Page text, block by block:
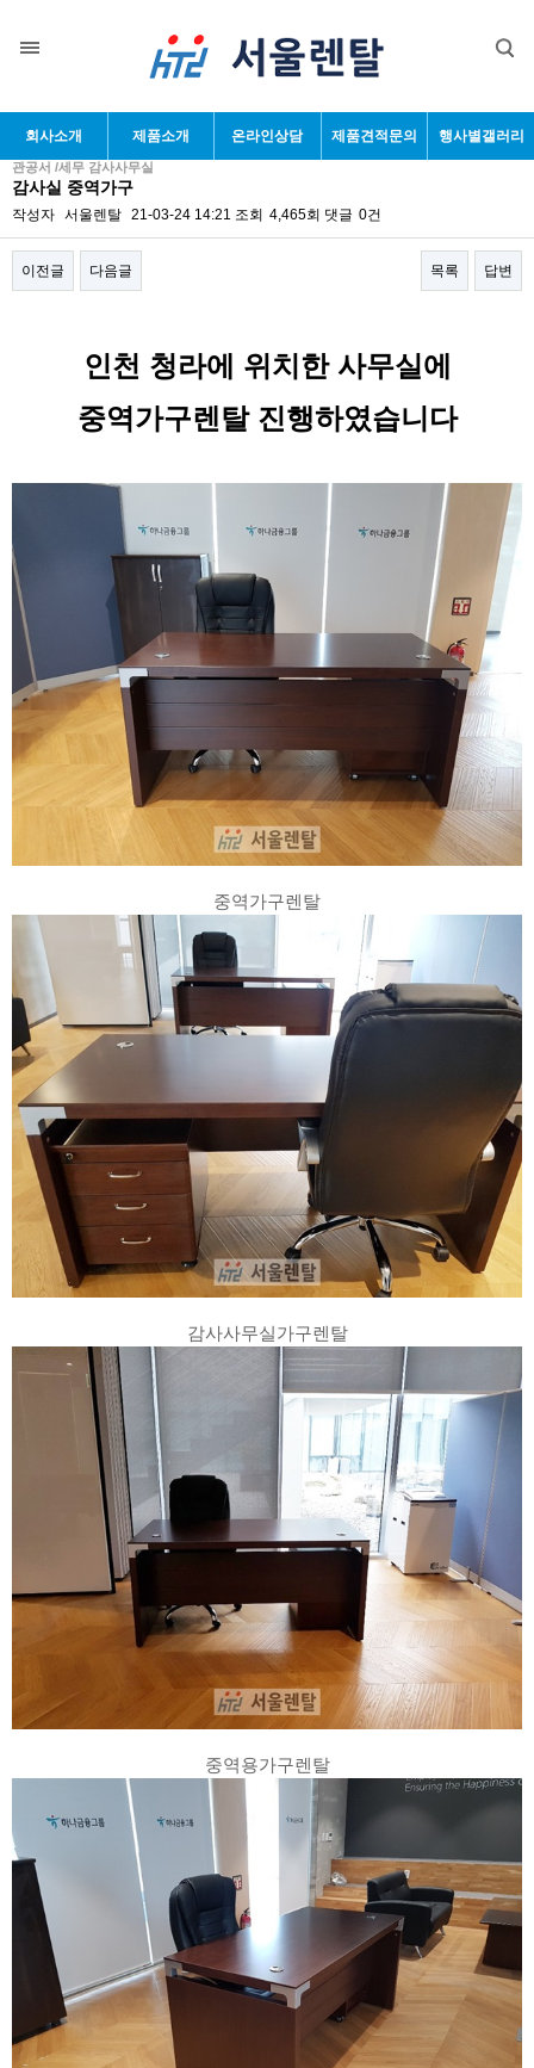
회사소개 제품소개 온라인상담 제품견적문의 행사별갤러리
관공서 /세무 감사사무실
감사실 중역가구
작성자 서울렌탈 21-03-24 14:21 조회 4,465회 댓글 0건
이전글 다음글 목록 답변
인천 청라에 위치한 사무실에
중역가구렌탈 진행하였습니다
중역가구렌탈
감사사무실가구렌탈
중역용가구렌탈